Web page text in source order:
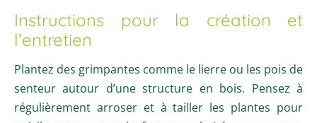
Instructions pour la création et
l’entretien
Plantez des grimpantes comme le lierre ou les pois de
senteur autour d’une structure en bois. Pensez à
régulièrement arroser et à tailler les plantes pour